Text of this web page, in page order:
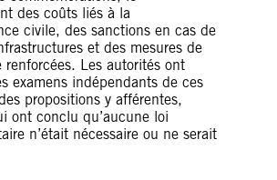
des coûts liés à la
civile, des sanctions en cas de
et des mesures de
renforcées. Les autorités ont
examens indépendants de ces
propositions y afférentes,
ont conclu qu’aucune loi
n’était nécessaire ou ne serait